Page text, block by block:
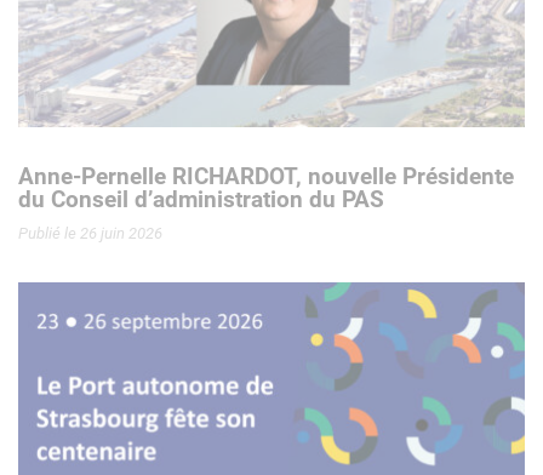
Anne-Pernelle RICHARDOT, nouvelle Présidente
du Conseil d’administration du PAS
Publié le 26 juin 2026